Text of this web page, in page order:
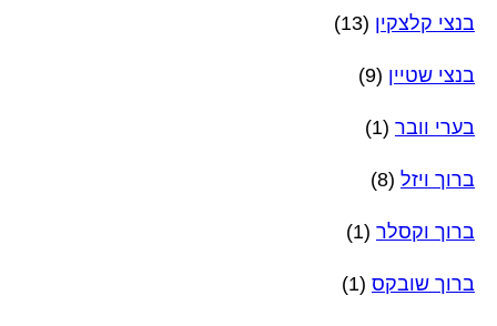
בנצי קלצקין (13)
בנצי שטיין (9)
בערי וובר (1)
ברוך ויזל (8)
ברוך וקסלר (1)
ברוך שובקס (1)